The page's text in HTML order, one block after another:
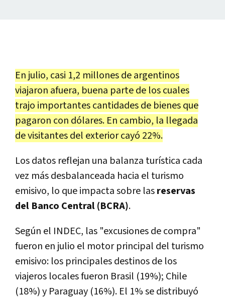
En julio, casi 1,2 millones de argentinos
viajaron afuera, buena parte de los cuales
trajo importantes cantidades de bienes que
pagaron con dólares. En cambio, la llegada
de visitantes del exterior cayó 22%.
Los datos reflejan una balanza turística cada
vez más desbalanceada hacia el turismo
emisivo, lo que impacta sobre lasreservas
del Banco Central (BCRA).
Según el INDEC, las "excusiones de compra"
fueron en julio el motor principal del turismo
emisivo: los principales destinos de los
viajeros locales fueron Brasil (19%); Chile
(18%) y Paraguay (16%). El 1% se distribuyó